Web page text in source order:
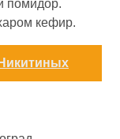
помидор.
кефир.